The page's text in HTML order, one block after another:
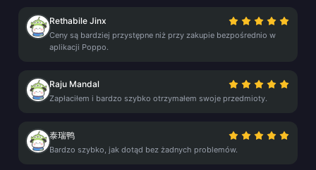
Rethabile Jinx
Ceny są bardziej przystępne niż przy zakupie bezpośrednio w
aplikacji Poppo.
Raju Mandal
Zapłaciłem i bardzo szybko otrzymałem swoje przedmioty.
泰瑞鸭
Bardzo szybko, jak dotąd bez żadnych problemów.